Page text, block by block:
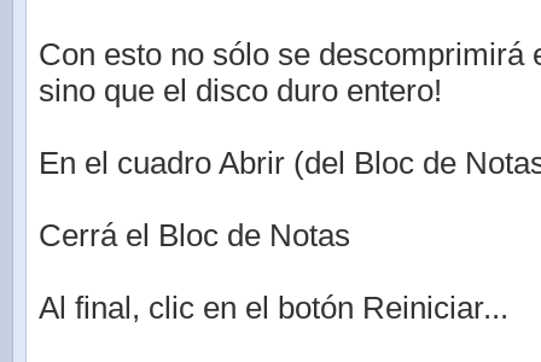
Con esto no sólo se descomprimirá
sino que el disco duro entero!
En el cuadro Abrir (del Bloc de
Cerrá el Bloc de Notas
Al final, clic en el botón Reiniciar...